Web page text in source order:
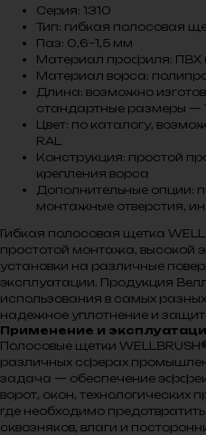
Серия: 1310
Тип: гибкая полосовая
Паз: 0,6–1,5 мм
Материал профиля: ПВХ
Материал ворса:
Длина: возможно
стандартные размеры —
Цвет: по каталогу,
RAL
Конструкция: простой
крепления ворса
Дополнительные опции:
монтажные отверстия,
Гибкая полосовая щетка
простотой монтажа, высокой
установки на различные
эксплуатации. Продукция
использования в самых
надежное уплотнение и
Применение и
Полосовые щетки
различных сферах
задача — обеспечение
ворот, окон, технологических
где необходимо
сквозняков, влаги и